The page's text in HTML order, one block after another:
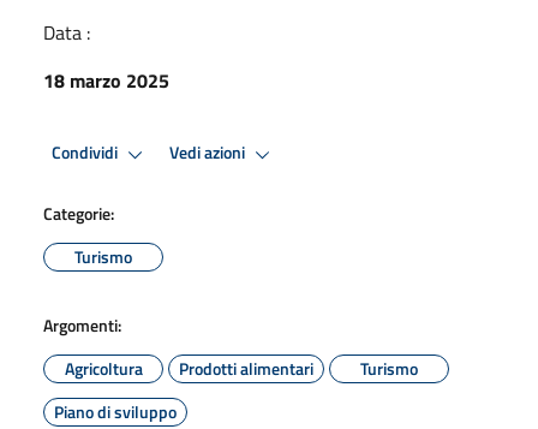
Data :
18 marzo 2025
Condividi Vedi azioni
Categorie:
Turismo
Argomenti:
Agricoltura
Prodotti alimentari
Turismo
Piano di sviluppo